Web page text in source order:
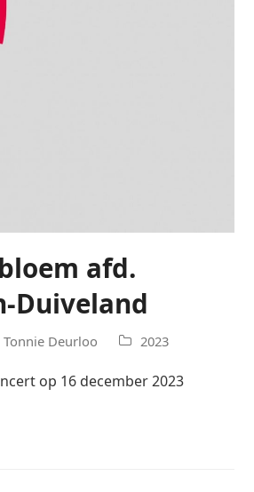
afd.
Duiveland
Tonnie Deurloo 2023
op 16 december 2023